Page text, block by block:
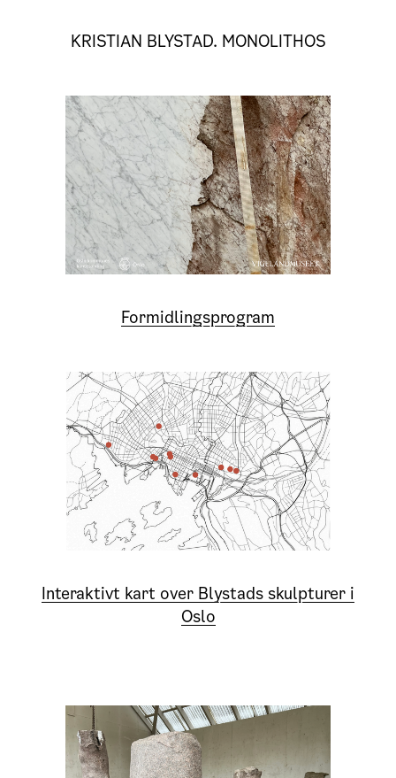
KRISTIAN BLYSTAD. MONOLITHOS
Formidlingsprogram
Interaktivt kart over Blystads skulpturer i
Oslo